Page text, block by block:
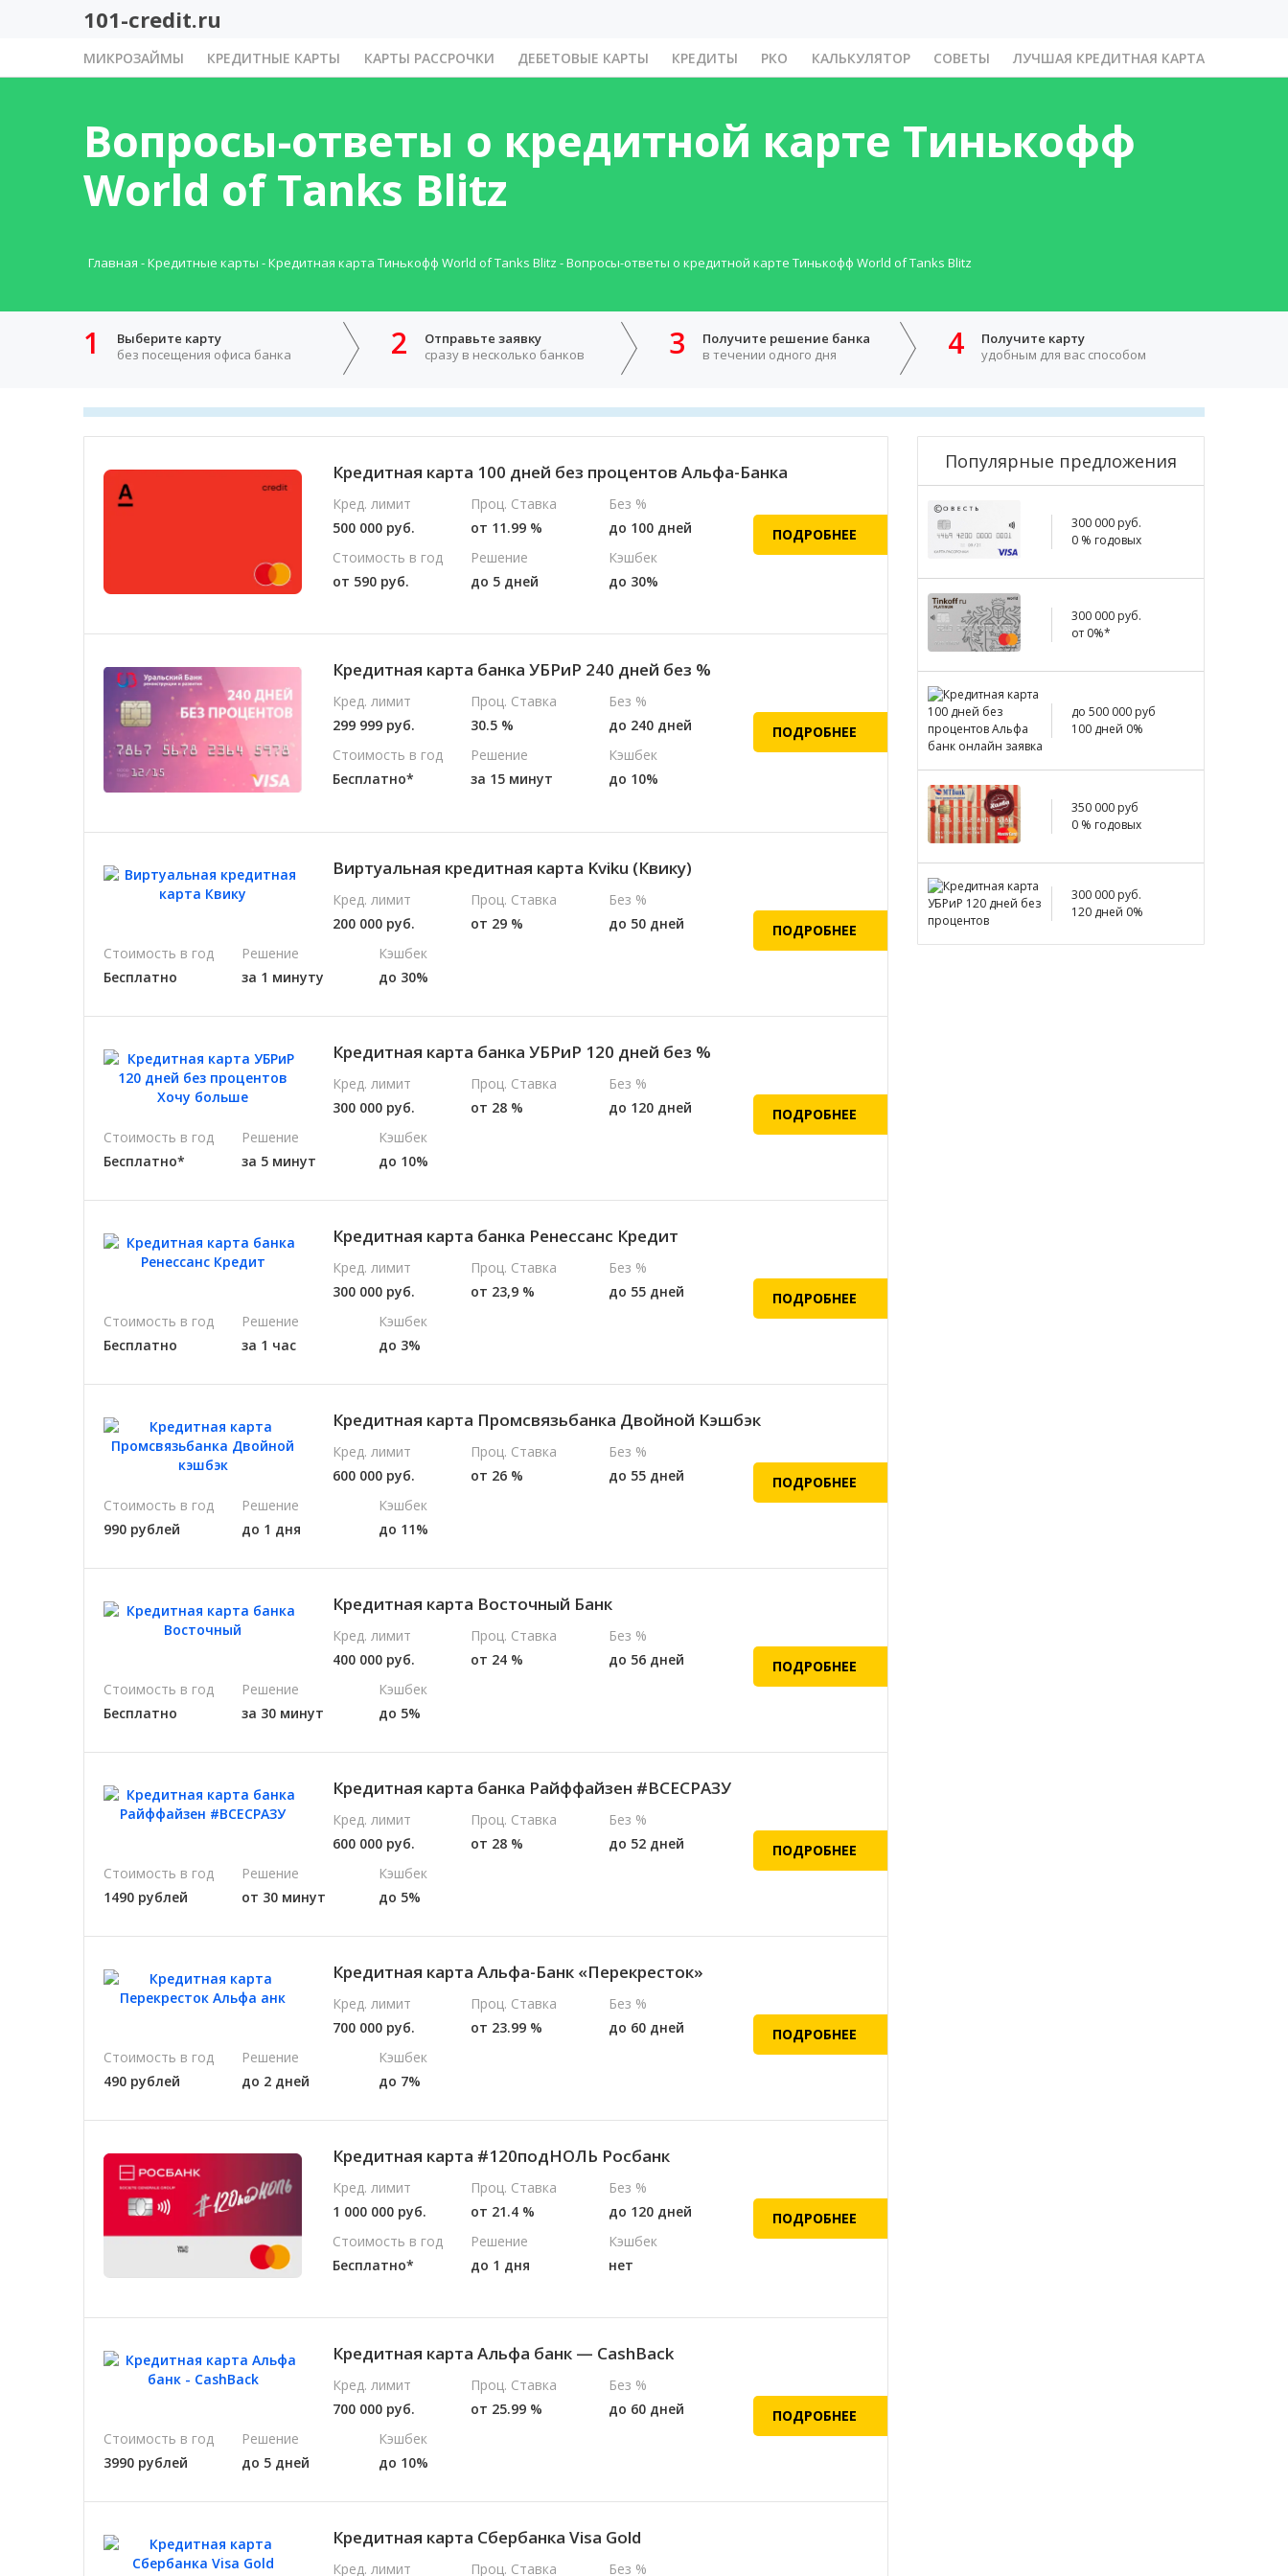
101-credit.ru
МИКРОЗАЙМЫ КРЕДИТНЫЕ КАРТЫ КАРТЫ РАССРОЧКИ ДЕБЕТОВЫЕ КАРТЫ КРЕДИТЫ РКО КАЛЬКУЛЯТОР СОВЕТЫ ЛУЧШАЯ КРЕДИТНАЯ КАРТА
Вопросы-ответы о кредитной карте Тинькофф
World of Tanks Blitz
Главная -Кредитные карты -Кредитная карта Тинькофф World of Tanks Blitz -Вопросы-ответы о кредитной карте Тинькофф World of Tanks Blitz
1
Выберите карту
без посещения офиса банка
2
Отправьте заявку
сразу в несколько банков
3
Получите решение банка
в течении одного дня
4
Получите карту
удобным для вас способом
Кредитная карта 100 дней без процентов Альфа-Банка
Кред. лимит
500 000 руб.
Проц. Ставка
от 11.99 %
Без %
до 100 дней
Стоимость в год
от 590 руб.
Решение
до 5 дней
Кэшбек
до 30%
ПОДРОБНЕЕ
Кредитная карта банка УБРиР 240 дней без %
Кред. лимит
299 999 руб.
Проц. Ставка
30.5 %
Без %
до 240 дней
Стоимость в год
Бесплатно*
Решение
за 15 минут
Кэшбек
до 10%
ПОДРОБНЕЕ
Виртуальная кредитная карта Kviku (Квику)
Кред. лимит
200 000 руб.
Проц. Ставка
от 29 %
Без %
до 50 дней
Стоимость в год
Бесплатно
Решение
за 1 минуту
Кэшбек
до 30%
ПОДРОБНЕЕ
Кредитная карта банка УБРиР 120 дней без %
Кред. лимит
300 000 руб.
Проц. Ставка
от 28 %
Без %
до 120 дней
Стоимость в год
Бесплатно*
Решение
за 5 минут
Кэшбек
до 10%
ПОДРОБНЕЕ
Кредитная карта банка Ренессанс Кредит
Кред. лимит
300 000 руб.
Проц. Ставка
от 23,9 %
Без %
до 55 дней
Стоимость в год
Бесплатно
Решение
за 1 час
Кэшбек
до 3%
ПОДРОБНЕЕ
Кредитная карта Промсвязьбанка Двойной Кэшбэк
Кред. лимит
600 000 руб.
Проц. Ставка
от 26 %
Без %
до 55 дней
Стоимость в год
990 рублей
Решение
до 1 дня
Кэшбек
до 11%
ПОДРОБНЕЕ
Кредитная карта Восточный Банк
Кред. лимит
400 000 руб.
Проц. Ставка
от 24 %
Без %
до 56 дней
Стоимость в год
Бесплатно
Решение
за 30 минут
Кэшбек
до 5%
ПОДРОБНЕЕ
Кредитная карта банка Райффайзен #ВСЕСРАЗУ
Кред. лимит
600 000 руб.
Проц. Ставка
от 28 %
Без %
до 52 дней
Стоимость в год
1490 рублей
Решение
от 30 минут
Кэшбек
до 5%
ПОДРОБНЕЕ
Кредитная карта Альфа-Банк «Перекресток»
Кред. лимит
700 000 руб.
Проц. Ставка
от 23.99 %
Без %
до 60 дней
Стоимость в год
490 рублей
Решение
до 2 дней
Кэшбек
до 7%
ПОДРОБНЕЕ
Кредитная карта #120подНОЛЬ Росбанк
Кред. лимит
1 000 000 руб.
Проц. Ставка
от 21.4 %
Без %
до 120 дней
Стоимость в год
Бесплатно*
Решение
до 1 дня
Кэшбек
нет
ПОДРОБНЕЕ
Кредитная карта Альфа банк — CashBack
Кред. лимит
700 000 руб.
Проц. Ставка
от 25.99 %
Без %
до 60 дней
Стоимость в год
3990 рублей
Решение
до 5 дней
Кэшбек
до 10%
ПОДРОБНЕЕ
Кредитная карта Сбербанка Visa Gold
Кред. лимит Проц. Ставка Без %
Популярные предложения
300 000 руб.
0 % годовых
300 000 руб.
от 0%*
до 500 000 руб
100 дней 0%
350 000 руб
0 % годовых
300 000 руб.
120 дней 0%